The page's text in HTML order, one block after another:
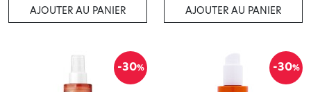
AJOUTER AU PANIER AJOUTER AU PANIER
-30% -30%